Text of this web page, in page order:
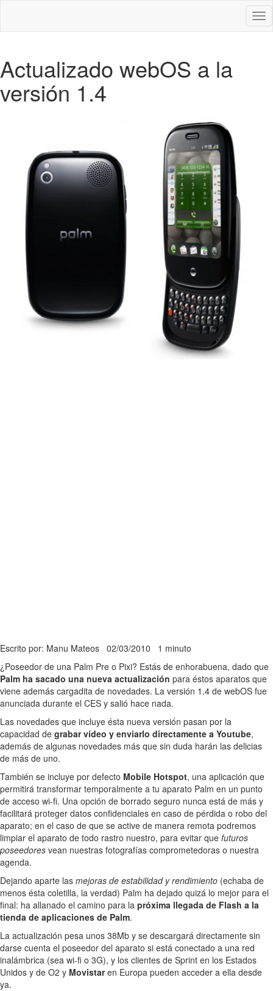
Actualizado webOS a la
versión 1.4
Escrito por: Manu Mateos 02/03/2010 1 minuto
¿Poseedor de una Palm Pre o Pixi? Estás de enhorabuena, dado que
Palm ha sacado una nueva actualización para éstos aparatos que
viene además cargadita de novedades. La versión 1.4 de webOS fue
anunciada durante el CES y salió hace nada.
Las novedades que incluye ésta nueva versión pasan por la
capacidad de grabar vídeo y enviarlo directamente a Youtube,
además de algunas novedades más que sin duda harán las delicias
de más de uno.
También se incluye por defecto Mobile Hotspot, una aplicación que
permitirá transformar temporalmente a tu aparato Palm en un punto
de acceso wi-fi. Una opción de borrado seguro nunca está de más y
facilitará proteger datos confidenciales en caso de pérdida o robo del
aparato; en el caso de que se active de manera remota podremos
limpiar el aparato de todo rastro nuestro, para evitar que futuros
poseedores vean nuestras fotografías comprometedoras o nuestra
agenda.
Dejando aparte las mejoras de estabilidad y rendimiento (echaba de
menos ésta coletilla, la verdad) Palm ha dejado quizá lo mejor para el
final: ha allanado el camino para la próxima llegada de Flash a la
tienda de aplicaciones de Palm.
La actualización pesa unos 38Mb y se descargará directamente sin
darse cuenta el poseedor del aparato si está conectado a una red
inalámbrica (sea wi-fi o 3G), y los clientes de Sprint en los Estados
Unidos y de O2 y Movistaren Europa pueden acceder a ella desde
ya.